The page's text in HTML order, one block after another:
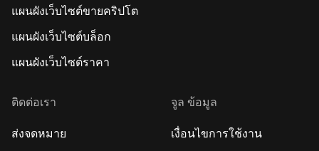
แผนผังเว็บไซต์ขายคริปโต
แผนผังเว็บไซต์บล็อก
แผนผังเว็บไซต์ราคา
ติดต่อเรา
ส่งจดหมาย
จูล ข้อมูล
เงื่อนไขการใช้งาน